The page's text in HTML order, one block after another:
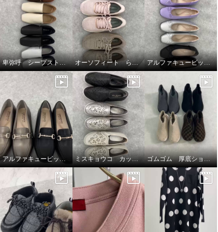
卑弥呼 シープストレッチレザー すっと履けるパンプス オーソフィート らくらくニットシューズ アルファキュービック リボンパンプス
アルファキュービック幅広ローファーシューズ ミスキョウコ カットワークシューズ ゴムゴム 厚底ショートブーツ🥾🤎